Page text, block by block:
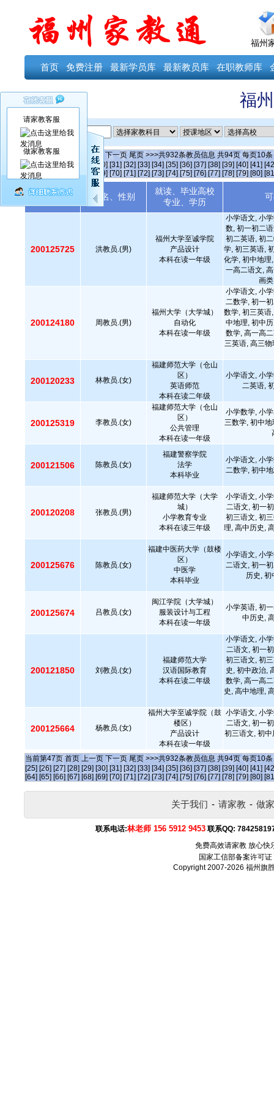
福州
首页 免费注册 最新学员库 最新教员库 在职教师库
福
ID
当前第47页 上一页 下一页 尾页 >>>共932条教员信息 共94页 每页10条
[25] [26] [27] [28] [29] [30] [31] [32] [33] [34] [35] [36] [37] [38] [39] [40] [41]
[64] [65] [68] [69] [70] [71] [72] [73] [74] [75] [76] [77] [78] [79] [80]
教员编号 姓名、性别
就读、毕业高校
专业、学历
200125725 洪教员.(男)
福州大学至诚学院
产品设计
本科在读一年级
小学语文, 小
数, 初一初二
初二英语, 初
学, 初三英语,
化学, 初中地理
一高二语文,
画
200124180 周教员.(男)
福州大学（大学城）
自动化
本科在读一年级
小学语文, 小
二数学, 初一
数学, 初三英语
中地理, 初中
数学, 高一高
三英语, 高三
200120233 林教员.(女)
福建师范大学（仓山
区）
英语师范
本科在读二年级
小学语文, 小
二英语,
200125319 李教员.(女)
福建师范大学（仓山
区）
公共管理
本科在读一年级
小学数学, 小
三数学, 初中
200121506 陈教员.(女)
福建警察学院
法学
本科毕业
小学语文, 小
二数学, 初中
200120208 张教员.(男)
福建师范大学（大学
城）
小学教育专业
本科在读三年级
小学语文, 小
二语文, 初一
初三语文, 初
理, 高中历史,
200125676 陈教员.(女)
福建中医药大学（鼓楼
区）
中医学
本科毕业
小学语文, 小
二语文, 初一
历史, 初
200125674 吕教员.(女)
闽江学院（大学城）
服装设计与工程
本科在读一年级
小学英语, 初
中历史,
200121850 刘教员.(女)
福建师范大学
汉语国际教育
本科在读二年级
小学语文, 小
二语文, 初一
初三语文, 初
史, 初中政治,
数学, 高一高
史, 高中地理,
200125664 杨教员.(女)
福州大学至诚学院（鼓
楼区）
产品设计
本科在读一年级
小学语文, 小
二语文, 初一
初三语文, 初
当前第47页 首页 上一页 下一页 尾页 >>>共932条教员信息 共94页 每页10条
[25] [26] [27] [28] [29] [30] [31] [32] [33] [34] [35] [36] [37] [38] [39] [40] [41]
[64] [65] [66] [67] [68] [69] [70] [71] [72] [73] [74] [75] [76] [77] [78] [79] [80]
关于我们 - 请家教 - 做
联系电话:林老师 156 5912 9453 联系QQ:
免费高效请家教 放心快
请家教客服
做家教客服
国家工信部备案许可证
Copyright 2007-2026 福州旗